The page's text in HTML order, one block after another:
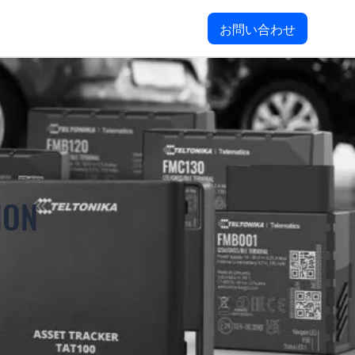
お問い合わせ